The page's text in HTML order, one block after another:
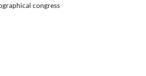
congress